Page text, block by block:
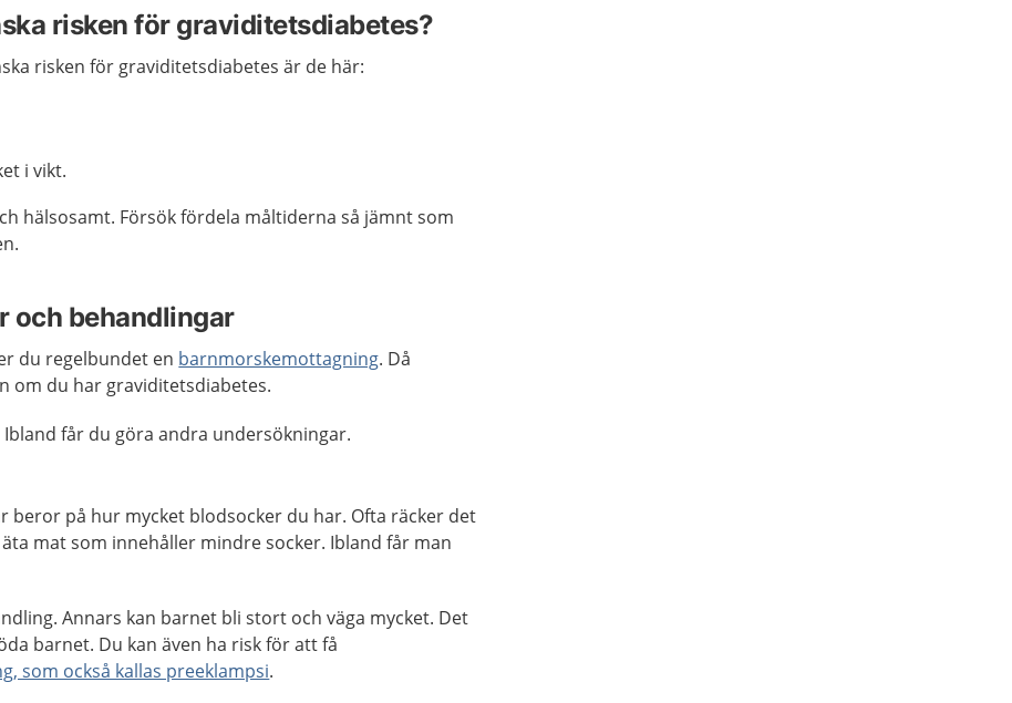
risken för graviditetsdiabetes?
risken för graviditetsdiabetes är de här:
i vikt.
hälsosamt. Försök fördela måltiderna så jämnt som
och behandlingar
du regelbundet en barnmorskemottagning. Då
om du har graviditetsdiabetes.
får du göra andra undersökningar.
beror på hur mycket blodsocker du har. Ofta räcker det
mat som innehåller mindre socker. Ibland får man
Annars kan barnet bli stort och väga mycket. Det
barnet. Du kan även ha risk för att få
som också kallas preeklampsi.